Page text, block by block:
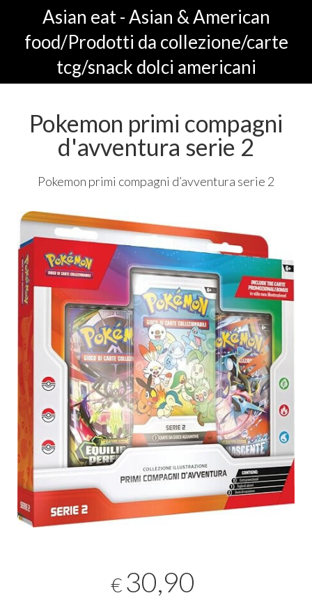
Asian eat - Asian & American
food/Prodotti da collezione/carte
tcg/snack dolci americani
Pokemon primi compagni
d'avventura serie 2
Pokemon primi compagni d’avventura serie 2
€ 30,90